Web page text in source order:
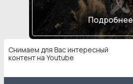
Подробнее
Снимаем для Вас интересный
контент на Youtube